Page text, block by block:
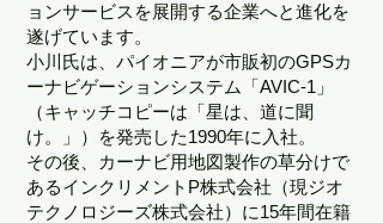
ョンサービスを展開する企業へと進化を
遂げています。
小川氏は、パイオニアが市販初のGPSカ
ーナビゲーションシステム「AVIC-1」
（キャッチコピーは「星は、道に聞
け。」）を発売した1990年に入社。
その後、カーナビ用地図製作の草分けで
あるインクリメントP株式会社（現ジオ
テクノロジーズ株式会社）に15年間在籍